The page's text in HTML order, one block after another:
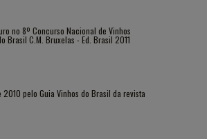
no 8º Concurso Nacional de Vinhos
Brasil C.M. Bruxelas - Ed. Brasil 2011
2010 pelo Guia Vinhos do Brasil da revista